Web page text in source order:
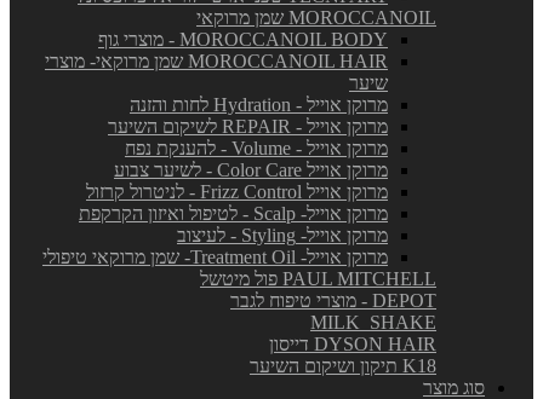
MOROCCANOIL שמן מרוקאי
MOROCCANOIL BODY - מוצרי גוף
MOROCCANOIL HAIR שמן מרוקאי- מוצרי
שיער
מרוקן אוייל - Hydration לחות והזנה
מרוקן אוייל - REPAIR לשיקום השיער
מרוקן אוייל - Volume - להענקת נפח
מרוקן אוייל Color Care - לשיער צבוע
מרוקן אוייל Frizz Control - לניטרול קרזול
מרוקן אוייל- Scalp - לטיפול ואיזון הקרקפת
מרוקן אוייל- Styling - לעיצוב
מרוקן אוייל- Treatment Oil- שמן מרוקאי טיפולי
PAUL MITCHELL פול מיטשל
DEPOT - מוצרי טיפוח לגבר
MILK_SHAKE
DYSON HAIR דייסון
K18 תיקון ושיקום השיער
סוג מוצר